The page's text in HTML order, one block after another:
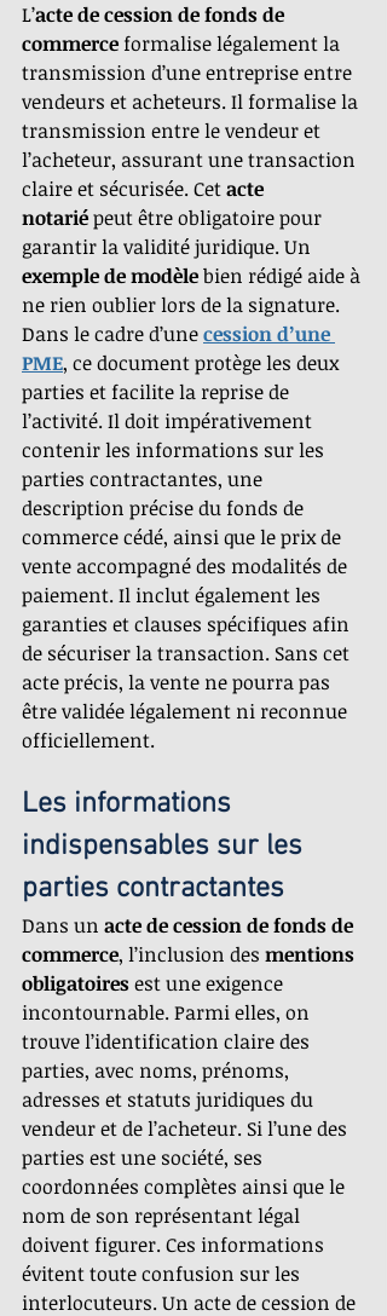
L’acte de cession de fonds de
commerce formalise légalement la
transmission d’une entreprise entre
vendeurs et acheteurs. Il formalise la
transmission entre le vendeur et
l’acheteur, assurant une transaction
claire et sécurisée. Cet acte
notarié peut être obligatoire pour
garantir la validité juridique. Un
exemple de modèle bien rédigé aide à
ne rien oublier lors de la signature.
Dans le cadre d’une cession d’une
PME, ce document protège les deux
parties et facilite la reprise de
l’activité. Il doit impérativement
contenir les informations sur les
parties contractantes, une
description précise du fonds de
commerce cédé, ainsi que le prix de
vente accompagné des modalités de
paiement. Il inclut également les
garanties et clauses spécifiques afin
de sécuriser la transaction. Sans cet
acte précis, la vente ne pourra pas
être validée légalement ni reconnue
officiellement.
Les informations
indispensables sur les
parties contractantes
Dans un acte de cession de fonds de
commerce, l’inclusion des mentions
obligatoires est une exigence
incontournable. Parmi elles, on
trouve l’identification claire des
parties, avec noms, prénoms,
adresses et statuts juridiques du
vendeur et de l’acheteur. Si l’une des
parties est une société, ses
coordonnées complètes ainsi que le
nom de son représentant légal
doivent figurer. Ces informations
évitent toute confusion sur les
interlocuteurs. Un acte de cession de